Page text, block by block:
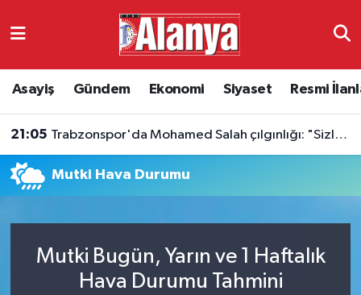
Asayiş Gündem Ekonomi Siyaset Resmi
21:05 Trabzonspor'da Mohamed Salah çılgınlığı: "Sizlerle tarih yazmak istiyorum"
Mutki Hava Durumu
Mutki Bugün, Yarın ve 1 Haftalık
Hava Durumu Tahmini
Ekonomi
Siyaset
Resmi İlanlar
Alanyaspor
Antalya Namaz Vakitleri
Antalya Trafik Yoğunluk Haritası
Süper Lig Puan Durumu ve Fikstür
Tüm Manşetler